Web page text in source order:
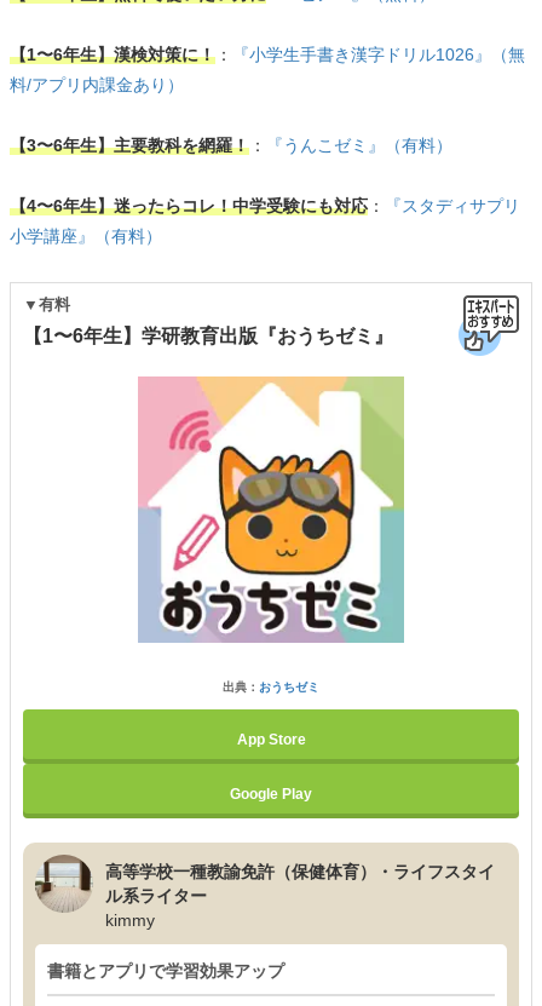
【1〜6年生】漢検対策に！ ：
『小学生手書き漢字ドリル1026』（無
料/アプリ内課金あり）
【3〜6年生】主要教科を網羅！ ： 『うんこゼミ』（有料）
【4〜6年生】迷ったらコレ！中学受験にも対応 ：
『スタディサプリ
小学講座』（有料）
【1〜6年生】学研教育出版『おうちゼミ』
▼有料
出典： おうちゼミ
App Store
Google Play
高等学校一種教諭免許（保健体育）・ライフスタイ
ル系ライター
kimmy
書籍とアプリで学習効果アップ